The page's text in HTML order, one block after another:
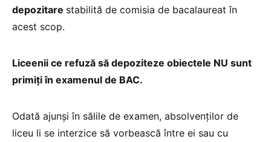
depozitare stabilită de comisia de bacalaureat în
acest scop.
Liceenii ce refuză să depoziteze obiectele NU sunt
primiți în examenul de BAC.
Odată ajunși în sălile de examen, absolvenților de
liceu li se interzice să vorbească între ei sau cu